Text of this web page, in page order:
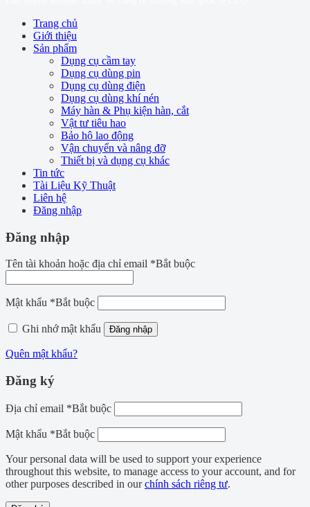
Trang chủ
Giới thiệu
Sản phẩm
Dụng cụ cầm tay
Dụng cụ dùng pin
Dụng cụ dùng điện
Dụng cụ dùng khí nén
Máy hàn & Phụ kiện hàn, cắt
Vật tư tiêu hao
Bảo hộ lao động
Vận chuyển và nâng đỡ
Thiết bị và dụng cụ khác
Tin tức
Tài Liệu Kỹ Thuật
Liên hệ
Đăng nhập
Đăng nhập
Tên tài khoản hoặc địa chỉ email *Bắt buộc
Mật khẩu *Bắt buộc
Ghi nhớ mật khẩu Đăng nhập
Quên mật khẩu?
Đăng ký
Địa chỉ email *Bắt buộc
Mật khẩu *Bắt buộc
Your personal data will be used to support your experience
throughout this website, to manage access to your account, and for
other purposes described in ourchính sách riêng tư.